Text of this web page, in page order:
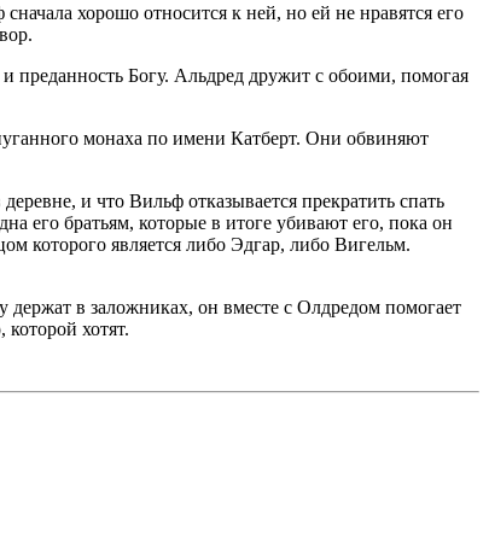
хорошо относится к ней, но ей не нравятся его
преданность Богу. Альдред дружит с обоими, помогая
монаха по имени Катберт. Они обвиняют
и что Вильф отказывается прекратить спать
его братьям, которые в итоге убивают его, пока он
которого является либо Эдгар, либо Вигельм.
держат в заложниках, он вместе с Олдредом помогает
хотят.